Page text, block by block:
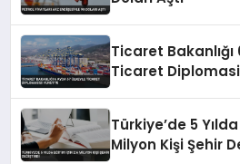
Ticaret
Ticaret
Türkiye’de 5
Milyon Kişi Şehir